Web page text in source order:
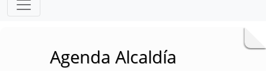
Agenda Alcaldía